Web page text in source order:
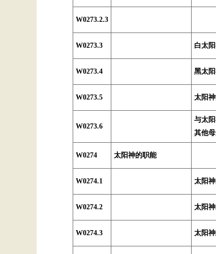
W0273.2.3
W0273.3 白太
W0273.4 黑太
W0273.5 太阳
W0273.6
与太
其他
W0274 太阳神的职能
W0274.1 太阳
W0274.2 太阳神
W0274.3 太阳